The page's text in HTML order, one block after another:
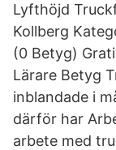
Lyfthöjd
Kollberg
(0 Betyg)
Lärare Betyg
inblandade i
därför har
arbete med